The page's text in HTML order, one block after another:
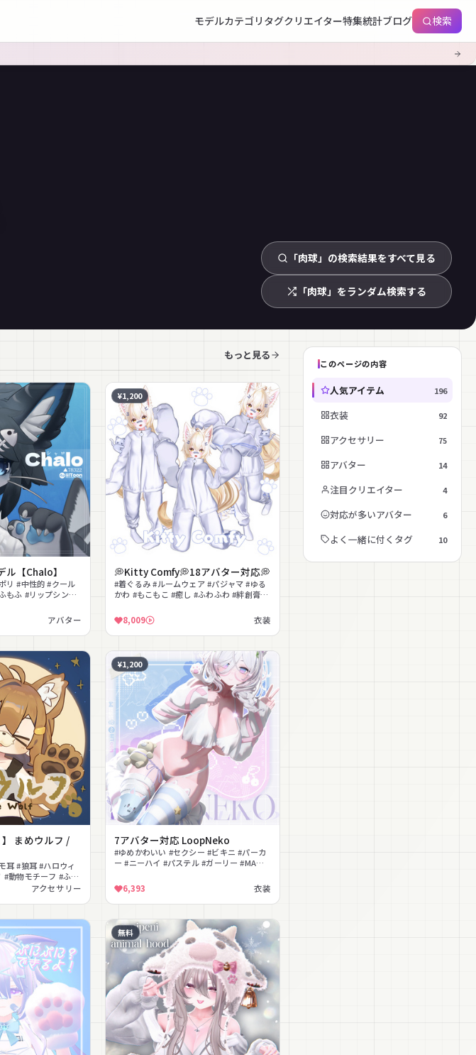
モデルカテゴリ タグクリエイター特集統計ブログ 検索
「肉球」の検索結果をすべて見る
「肉球」をランダム検索する
もっと見る
ル【Chalo】
リ #中性的 #クール
もふ #リップシンク
アバター
¥1,200
💭Kitty Comfy💭18アバター対応💭
#着ぐるみ #ルームウェア #パジャマ #ゆる
かわ #もこもこ #癒し #ふわふわ #絆創膏
8,009
衣装
】 まめウルフ /
耳 #狼耳 #ハロウィ
#動物モチーフ #ふわ
アクセサリー
¥1,200
7アバター対応 LoopNeko
#ゆめかわいい #セクシー #ビキニ #パーカ
ー #ニーハイ #パステル #ガーリー #MA対
6,393
衣装
無料
このページの内容
人気アイテム 196
衣装 92
アクセサリー 75
アバター 14
注目クリエイター 4
対応が多いアバター 6
よく一緒に付くタグ 10